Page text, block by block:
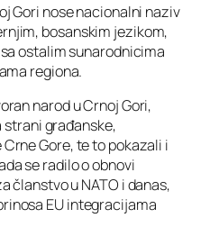
Gori nose nacionalni naziv
bosanskim jezikom,
ostalim sunarodnicima
regiona.
narod u Crnoj Gori,
strani građanske,
Gore, te to pokazali i
se radilo o obnovi
članstvo u NATO i danas,
EU integracijama